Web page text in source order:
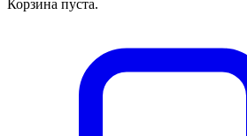
Корзина пуста.